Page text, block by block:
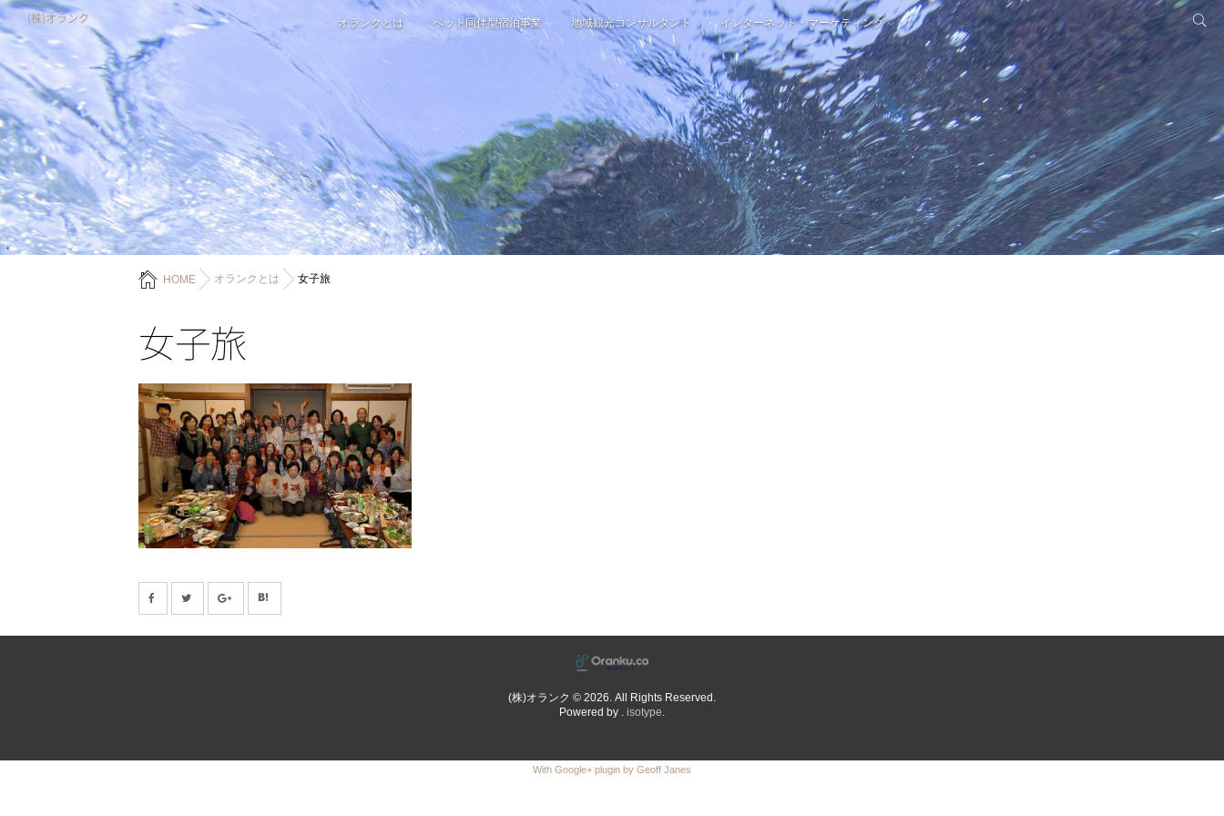
(株)オランク オランクとは ペット同伴型宿泊事業 地域観光コンサルタント インターネット・マーケティング
HOME オランクとは 女子旅
女子旅
(株)オランク © 2026. All Rights Reserved.
Powered by . isotype.
With Google+ plugin by Geoff Janes